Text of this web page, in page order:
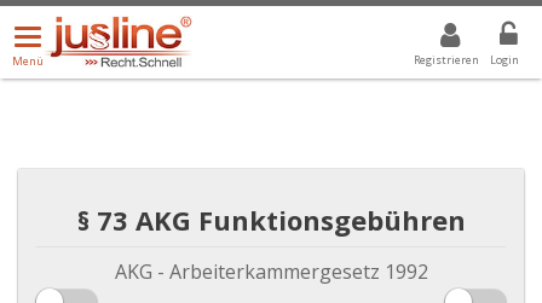
Registrieren Login
Menü
öffnen/schließen
Menü
ALLE DROPDOWN: GEWÄHLTER WERT IST ALLE
§ 73 AKG Funktionsgebühren
AKG - Arbeiterkammergesetz 1992